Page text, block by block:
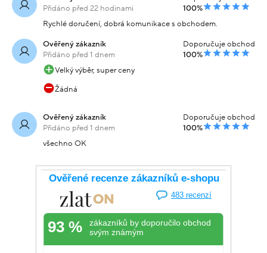
Přidáno před 22 hodinami
100%
Rychlé doručení, dobrá komunikace s obchodem.
Ověřený zákazník
Přidáno před 1 dnem
Doporučuje obchod
100%
Velký výběr, super ceny
Žádná
Ověřený zákazník
Přidáno před 1 dnem
Doporučuje obchod
100%
všechno OK